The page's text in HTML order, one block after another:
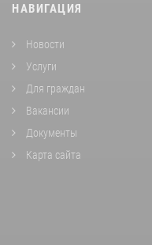
НАВИГАЦИЯ
Новости
Услуги
Для граждан
Вакансии
Документы
Карта сайта